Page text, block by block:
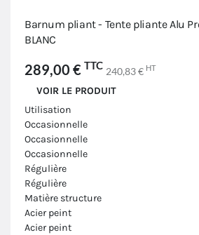
Barnum pliant - Tente pliante Alu
BLANC
289,00 € TTC 240,83 € HT
VOIR LE PRODUIT
Utilisation
Occasionnelle
Occasionnelle
Occasionnelle
Régulière
Régulière
Matière structure
Acier peint
Acier peint